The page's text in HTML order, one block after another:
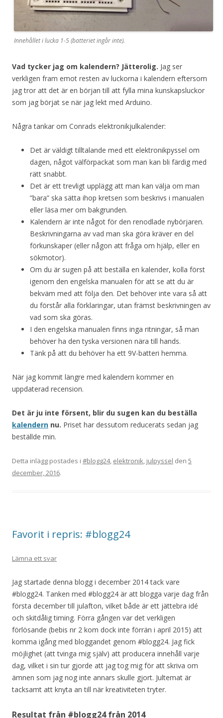
Innehållet i lucka 1-5 (batteriet ingår inte).
Vad tycker jag om kalendern? Jätterolig. Jag ser
verkligen fram emot resten av luckorna i kalendern eftersom
jag tror att det är en början till att fylla mina kunskapsluckor
som jag börjat se när jag lekt med Arduino.
Några tankar om Conrads elektronikjulkalender:
Det är väldigt tilltalande med ett elektronikpyssel om
dagen, något välförpackat som man kan bli färdig med
rätt snabbt.
Det är ett trevligt upplägg att man kan välja om man
”bara” ska sätta ihop kretsen som beskrivs i manualen
eller läsa mer om bakgrunden.
Kalendern är inte något för den renodlade nybörjaren.
Beskrivningarna av vad man ska göra kräver en del
förkunskaper (eller någon att fråga om hjälp, eller en
sökmotor).
Om du är sugen på att beställa en kalender, kolla först
igenom den engelska manualen för att se att du är
bekväm med att följa den. Det behöver inte vara så att
du förstår alla förklaringar, utan främst beskrivningen av
vad som ska göras.
I den engelska manualen finns inga ritningar, så man
behöver ha den tyska versionen nära till hands.
Tänk på att du behöver ha ett 9V-batteri hemma.
När jag kommit längre med kalendern kommer en
uppdaterad recension.
Det är ju inte försent, blir du sugen kan du beställa
kalendern nu. Priset har dessutom reducerats sedan jag
beställde min.
Detta inlägg postades i #blogg24, elektronik, julpyssel den 5
december, 2016.
Favorit i repris: #blogg24
Lämna ett svar
Jag startade denna blogg i december 2014 tack vare
#blogg24. Tanken med #blogg24 är att blogga varje dag från
första december till julafton, vilket både är ett jättebra idé
och skitdålig timing. Förra gången var det verkligen
förlösande (bebis nr 2 kom dock inte förrän i april 2015) att
komma igång med bloggandet genom #blogg24. Jag fick
möjlighet (att tvinga mig själv) att producera innehåll varje
dag, vilket i sin tur gjorde att jag tog mig för att skriva om
ämnen som jag nog inte annars skulle gjort. Jultemat är
tacksamt att knyta an till när kreativiteten tryter.
Resultat från #blogg24 från 2014